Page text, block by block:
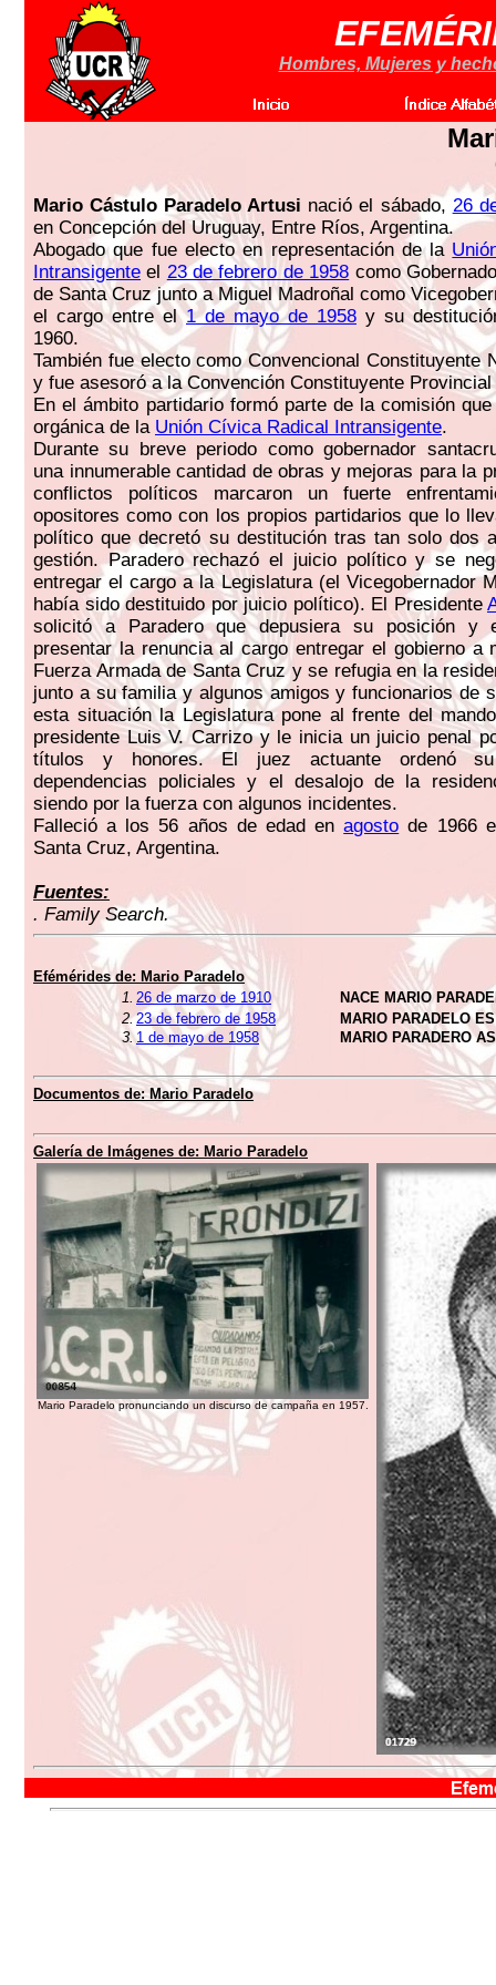
Hombres, Mujeres y
Mario Cástulo Paradelo Artusi nació el sábado, 26
en Concepción del Uruguay, Entre Ríos, Argentina.
Abogado que fue electo en representación de la
Intransigente el 23 de febrero de 1958 como
de Santa Cruz junto a Miguel Madroñal como
el cargo entre el1 de mayo de 1958 y su
1960.
También fue electo como Convencional Constituyente
y fue asesoró a la Convención Constituyente
En el ámbito partidario formó parte de la comisión
orgánica de la Unión Cívica Radical Intransigente.
Durante su breve periodo como gobernador
una innumerable cantidad de obras y mejoras para la
conflictos políticos marcaron un fuerte
opositores como con los propios partidarios que lo
político que decretó su destitución tras tan solo dos
gestión. Paradero rechazó el juicio político y se
entregar el cargo a la Legislatura (el Vicegobernador
había sido destituido por juicio político). El Presidente
solicitó a Paradero que depusiera su posición y
presentar la renuncia al cargo entregar el gobierno a
Fuerza Armada de Santa Cruz y se refugia en la
junto a su familia y algunos amigos y funcionarios de
esta situación la Legislatura pone al frente del
presidente Luis V. Carrizo y le inicia un juicio penal
títulos y honores. El juez actuante ordenó
dependencias policiales y el desalojo de la
siendo por la fuerza con algunos incidentes.
Falleció a los 56 años de edad enagosto de 1966
Santa Cruz, Argentina.
Fuentes:
. Family Search.
Efémérides de: Mario Paradelo
1. 26 de marzo de 1910
NACE MARIO
2.23 de febrero de 1958
MARIO PARADELO
3.1 de mayo de 1958 MARIO PARADERO
Documentos de:Mario Paradelo
Galería de Imágenes de: Mario Paradelo
Mario Paradelo pronunciando un discurso de campaña en 1957.